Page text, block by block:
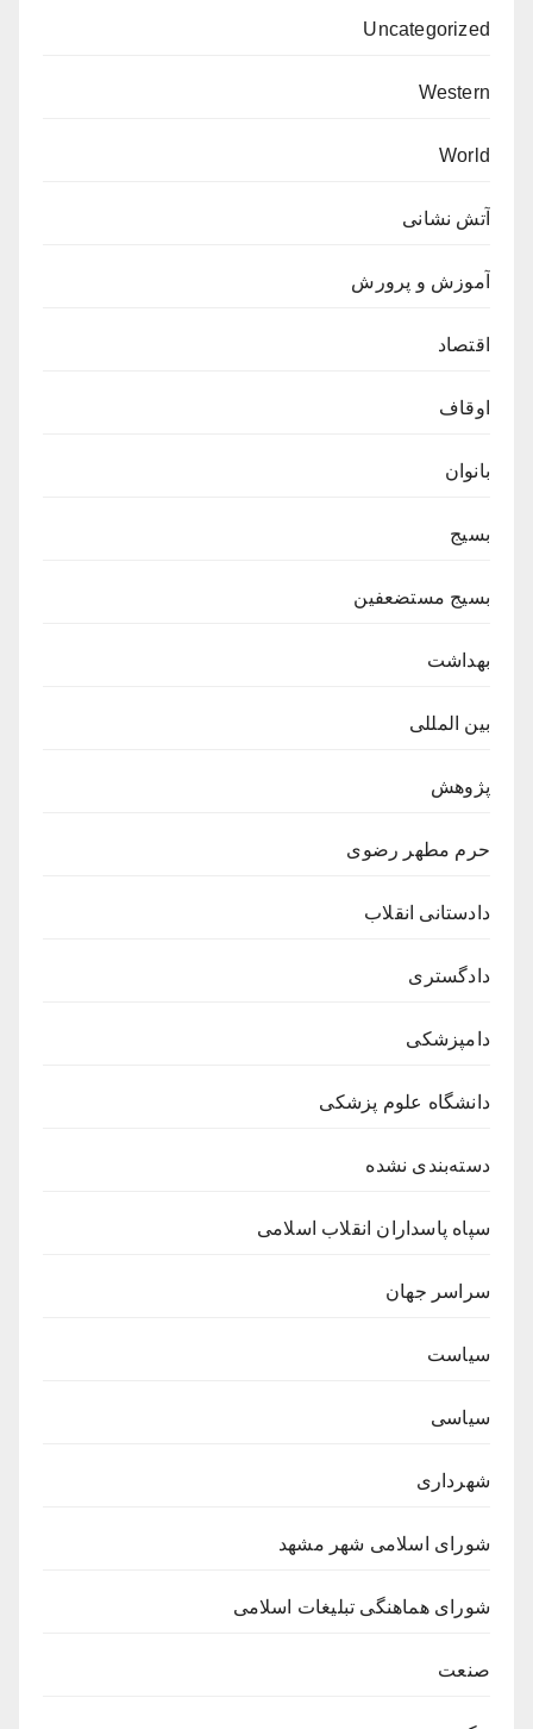
Uncategorized
Western
World
آتش نشانی
آموزش و پرورش
اقتصاد
اوقاف
بانوان
بسیج
بسیج مستضعفین
بهداشت
بین المللی
پژوهش
حرم مطهر رضوی
دادستانی انقلاب
دادگستری
دامپزشکی
دانشگاه علوم پزشکی
دسته‌بندی نشده
سپاه پاسداران انقلاب اسلامی
سراسر جهان
سیاست
سیاسی
شهرداری
شورای اسلامی شهر مشهد
شورای هماهنگی تبلیغات اسلامی
صنعت